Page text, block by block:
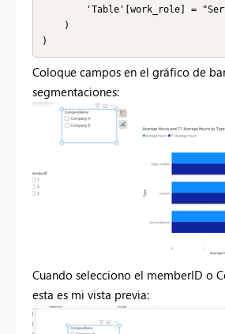
)
Coloque campos en el gráfico de
segmentaciones:
Cuando selecciono el memberID o C
esta es mi vista previa: